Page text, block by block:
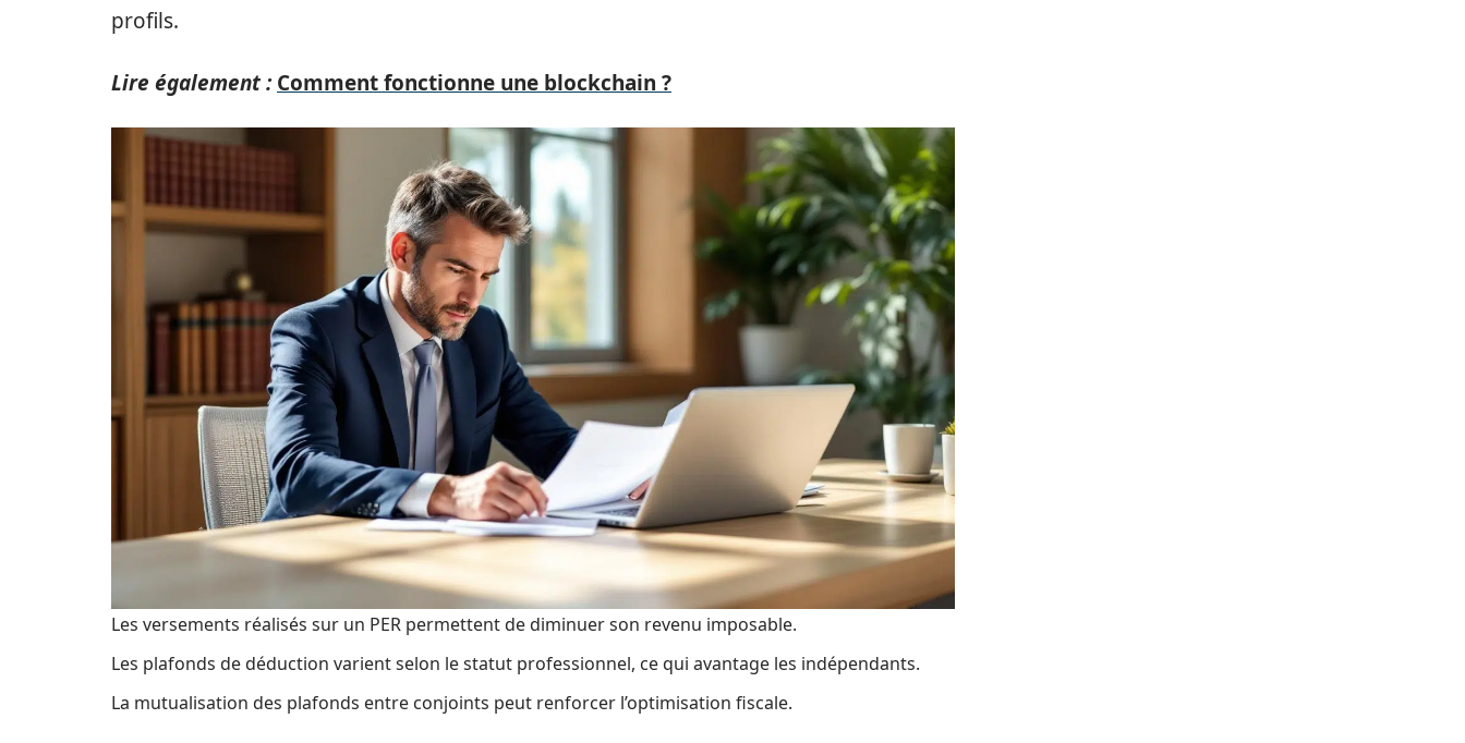
profils.
Lire également : Comment fonctionne une blockchain ?
Les versements réalisés sur un PER permettent de diminuer son revenu imposable.
Les plafonds de déduction varient selon le statut professionnel, ce qui avantage les indépendants.
La mutualisation des plafonds entre conjoints peut renforcer l’optimisation fiscale.